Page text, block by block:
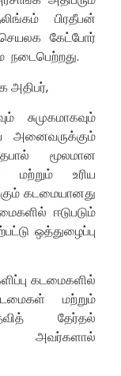
பிரதீபன்
கேட்போர்
நடைபெற்றது.
அதிபர்,
சுமுகமாகவும்
அனைவருக்கும்
மூலமான
மற்றும் உரிய
கடமையானது
ஈடுபடும்
ஒத்துழைப்பு
கடமைகளில்
மற்றும்
தேர்தல்
அவர்களால்